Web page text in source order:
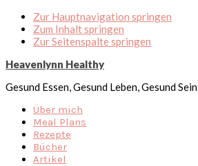
Zur Hauptnavigation springen
Zum Inhalt springen
Zur Seitenspalte springen
Heavenlynn Healthy
Gesund Essen, Gesund Leben, Gesund Sein
Über mich
Meal Plans
Rezepte
Bücher
Artikel